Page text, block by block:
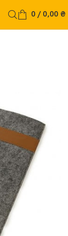
0 / 0,00 ₴